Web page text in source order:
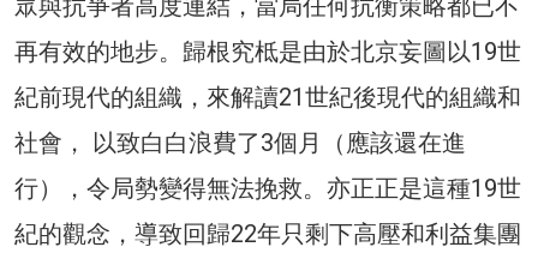
眾與抗爭者高度連結，當局任何抗衡策略都已不
再有效的地步。歸根究柢是由於北京妄圖以19世
紀前現代的組織，來解讀21世紀後現代的組織和
社會， 以致白白浪費了3個月（應該還在進
行），令局勢變得無法挽救。亦正正是這種19世
紀的觀念，導致回歸22年只剩下高壓和利益集團